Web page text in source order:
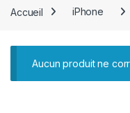
Accueil iPhone
Aucun produit ne